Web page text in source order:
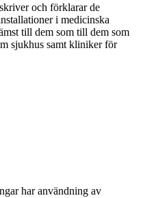
och förklarar de
i medicinska
till dem som till dem som
sjukhus samt kliniker för
har användning av